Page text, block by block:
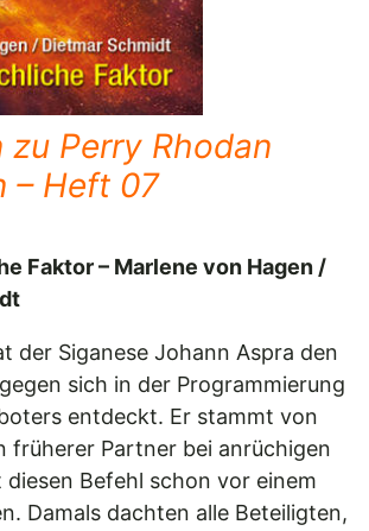
Perry Rhodan
– Heft 07
Faktor – Marlene von Hagen /
der Siganese Johann Aspra den
sich in der Programmierung
entdeckt. Er stammt von
früherer Partner bei anrüchigen
Befehl schon vor einem
Damals dachten alle Beteiligten,